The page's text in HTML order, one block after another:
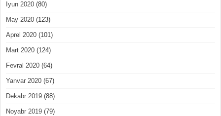
Iyun 2020 (80)
May 2020 (123)
Aprel 2020 (101)
Mart 2020 (124)
Fevral 2020 (64)
Yanvar 2020 (67)
Dekabr 2019 (88)
Noyabr 2019 (79)